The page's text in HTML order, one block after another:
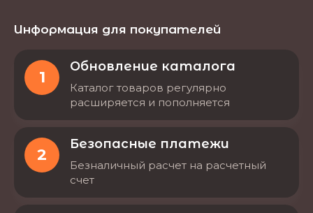
Информация для покупателей
1
Обновление каталога
Каталог товаров регулярно
расширяется и пополняется
2
Безопасные платежи
Безналичный расчет на расчетный
счет